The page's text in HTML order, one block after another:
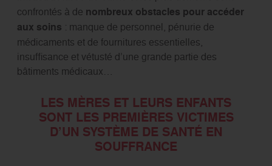
confrontés à de nombreux obstacles pour accéder
aux soins : manque de personnel, pénurie de
médicaments et de fournitures essentielles,
insuffisance et vétusté d’une grande partie des
bâtiments médicaux…
LES MÈRES ET LEURS ENFANTS
SONT LES PREMIÈRES VICTIMES
D’UN SYSTÈME DE SANTÉ EN
SOUFFRANCE